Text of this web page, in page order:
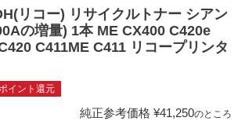
ド
リコー) リサイクルトナー シアン
の増量) 1本 ME CX400 C420e
C411ME C411 リコープリンタ
ポイント還元
純正参考価格 ¥41,250のところ